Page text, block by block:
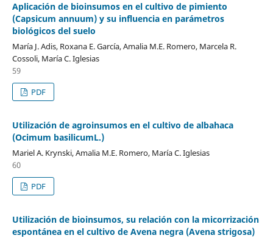
Aplicación de bioinsumos en el cultivo de pimiento
(Capsicum annuum) y su influencia en parámetros
biológicos del suelo
María J. Adis, Roxana E. García, Amalia M.E. Romero, Marcela R.
Cossoli, María C. Iglesias
59
PDF
Utilización de agroinsumos en el cultivo de albahaca
(Ocimum basilicumL.)
Mariel A. Krynski, Amalia M.E. Romero, María C. Iglesias
60
PDF
Utilización de bioinsumos, su relación con la micorrización
espontánea en el cultivo de Avena negra (Avena strigosa)